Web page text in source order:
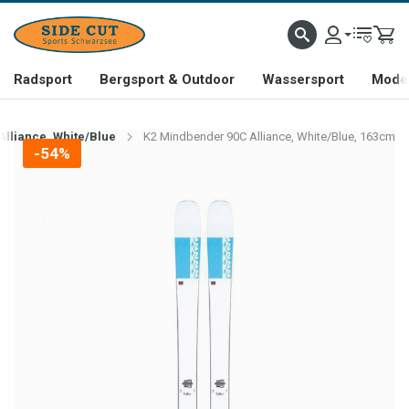
Radsport Bergsport & Outdoor Wassersport
White/Blue K2 Mindbender 90C Alliance, White/Blue, 163cm
-54%